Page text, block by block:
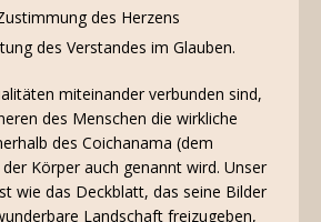
des Herzens
des Verstandes im Glauben.
miteinander verbunden sind,
des Menschen die wirkliche
des Coichanama (dem
Körper auch genannt wird. Unser
wie das Deckblatt, das seine Bilder
Landschaft freizugeben,